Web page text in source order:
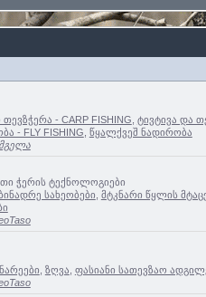
- CARP FISHING ტივტივა და
- FLY FISHING წყალქვეშ ნადირობა
ჭერის ტექნოლოგიები
სახეობები მტკნარი წყლის
ზღვა ფასიანი სათევზაო